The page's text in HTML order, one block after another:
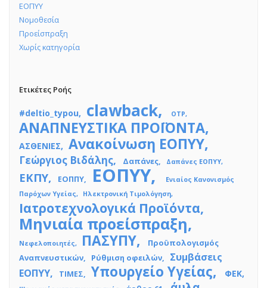
ΕΟΠΥΥ
Νομοθεσία
Προείσπραξη
Χωρίς κατηγορία
Ετικέτες Ροής
#deltio_typou clawback OTP
ΑΝΑΠΝΕΥΣΤΙΚΑ ΠΡΟΪΟΝΤΑ
ΑΣΘΕΝΙΕΣ Ανακοίνωση ΕΟΠΥΥ
Γεώργιος Βιδάλης Δαπάνες Δαπάνες ΕΟΠΥΥ
ΕΚΠΥ ΕΟΠΠΥ ΕΟΠΥΥ
Ενιαίος Κανονισμός
Παρόχων Υγείας
Ηλεκτρονική Τιμολόγηση
Ιατροτεχνολογικά Προϊόντα
Μηνιαία προείσπραξη
Νεφελοποιητές ΠΑΣΥΠΥ
Προϋπολογισμός
Αναπνευστικών
Ρύθμιση οφειλών
Συμβάσεις
ΕΟΠΥΥ
ΤΙΜΕΣ Υπουργείο Υγείας ΦΕΚ